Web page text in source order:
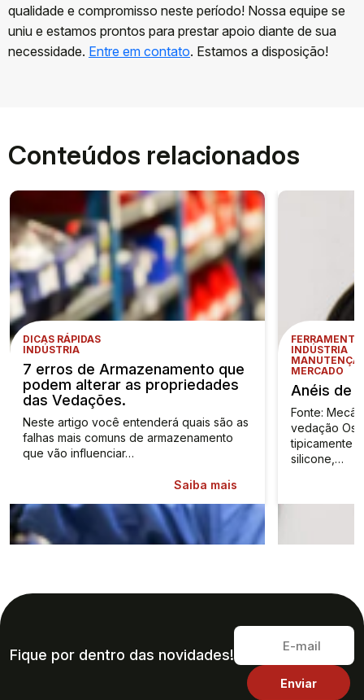
qualidade e compromisso neste período! Nossa equipe se
uniu e estamos prontos para prestar apoio diante de sua
necessidade. Entre em contato. Estamos a disposição!
Conteúdos relacionados
DICAS RÁPIDAS
INDÚSTRIA
7 erros de Armazenamento que
podem alterar as propriedades
das Vedações.
Neste artigo você entenderá quais são as
falhas mais comuns de armazenamento
que vão influenciar…
Saiba mais
INDÚSTRIA
MERCADO
Anéis de
Fonte:
vedação Os
tipicamente
silicone,…
Fique por dentro das novidades!